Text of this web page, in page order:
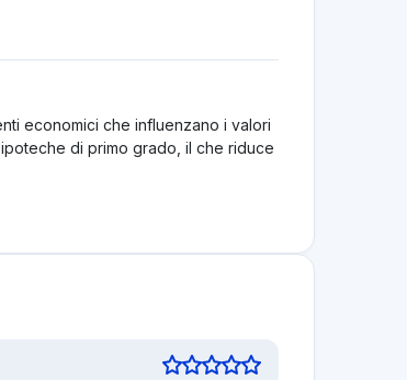
economici che influenzano i valori
di primo grado, il che riduce